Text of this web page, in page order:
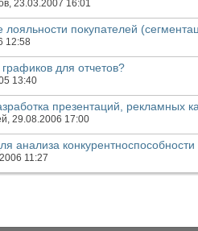
, 23.03.2007 16:01
покупателей
12:58
для отчетов?
13:40
презентаций, рекламных
, 29.08.2006 17:00
анализа конкурентноспособности
11:27